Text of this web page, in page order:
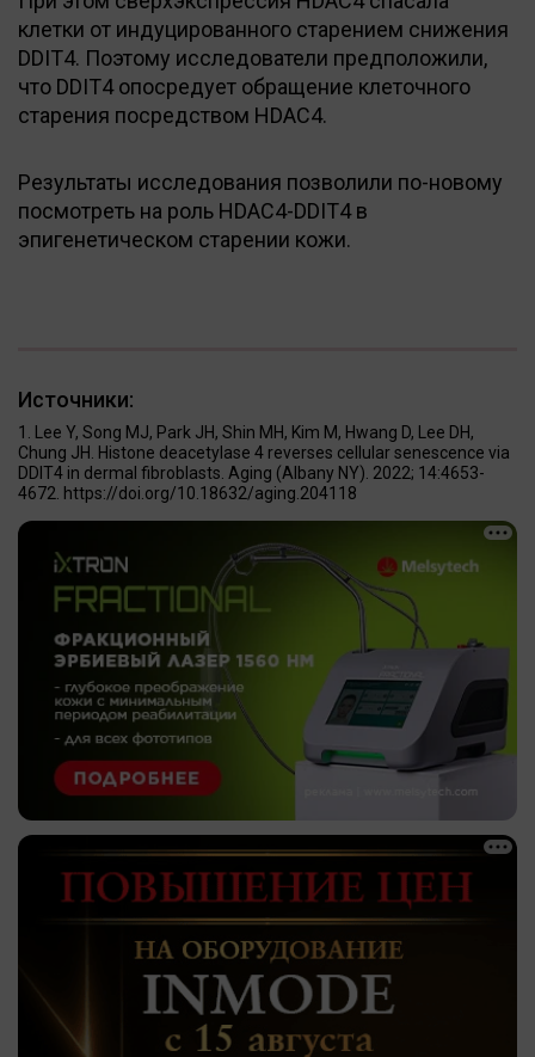
клетки от индуцированного старением снижения
DDIT4. Поэтому исследователи предположили,
что DDIT4 опосредует обращение клеточного
старения посредством HDAC4.
Результаты исследования позволили по-новому
посмотреть на роль HDAC4-DDIT4 в
эпигенетическом старении кожи.
Источники:
Lee Y, Song MJ, Park JH, Shin MH, Kim M, Hwang D, Lee DH,
Chung JH. Histone deacetylase 4 reverses cellular senescence via
DDIT4 in dermal fibroblasts. Aging (Albany NY). 2022; 14:4653-
4672. https://doi.org/10.18632/aging.204118